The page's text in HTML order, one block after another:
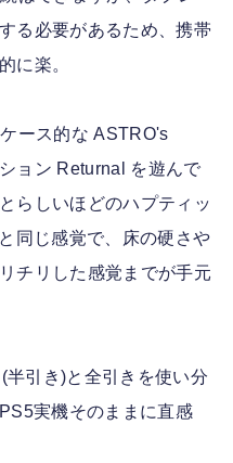
る必要があるため、携帯
に楽。
ース的な ASTRO's
ョン Returnal を遊んで
らしいほどのハプティッ
同じ感覚で、床の硬さや
チリした感覚までが手元
引き)と全引きを使い分
実機そのままに直感